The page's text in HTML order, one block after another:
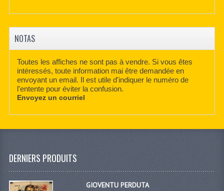
NOTAS
Toutes les affiches ne sont pas à vendre. Si vous êtes
intéressés, toute information mai être demandée en
envoyant un email. Il est utile d'indiquer le numéro de
l'entente pour éviter la confusion.
Envoyez un courriel
DERNIERS PRODUITS
GIOVENTU PERDUTA